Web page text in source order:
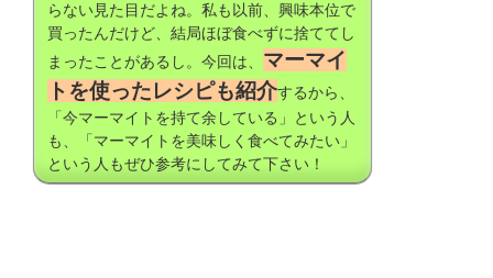
らない見た目だよね。私も以前、興味本位で
買ったんだけど、結局ほぼ食べずに捨ててし
まったことがあるし。今回は、 マーマイ
トを使ったレシピも紹介するから、
「今マーマイトを持て余している」という人
も、「マーマイトを美味しく食べてみたい」
という人もぜひ参考にしてみて下さい！